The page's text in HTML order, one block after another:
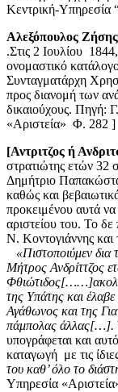
Κεντρική-Υπηρεσία
Αλεξόπουλος Ζήσης
.Στις 2 Ιουλίου
ονομαστικό
Συνταγματάρχη
προς διανομή των
δικαιούχους. Πηγή:
«Αριστεία» Φ. 282 ]
[Αντριτζος ή
στρατιώτης ετών 32
Δημήτριο
καθώς και
προκειμένου αυτά
αριστείου του. Το
Ν. Κοντογιάννης
«Πιστοποιύμεν δια
Μήτρος Ανδρίττζος
της Υπάτης και
Αγάθωνος και της
πάμπολας άλλας[…].
υπογράφεται και
καταγωγή με τις
του καθ’ όλο το
Υπηρεσία